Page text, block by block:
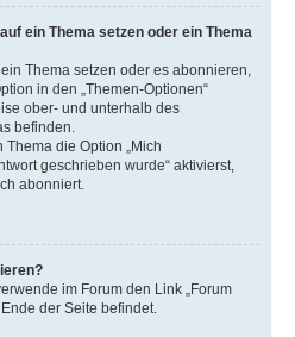
ein Thema setzen oder ein Thema
Thema setzen oder es abonnieren,
in den „Themen-Optionen“
ober- und unterhalb des
befinden.
die Option „Mich
geschrieben wurde“ aktivierst,
abonniert.
im Forum den Link „Forum
der Seite befindet.